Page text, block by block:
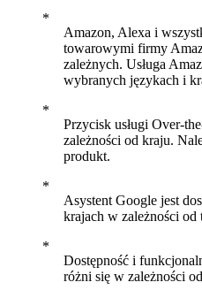
Amazon, Alexa i
towarowymi firmy
zależnych. Usługa
wybranych językach i
Przycisk usługi Over-
zależności od kraju.
produkt.
Asystent Google jest
krajach w zależności od
Dostępność i
różni się w zależności